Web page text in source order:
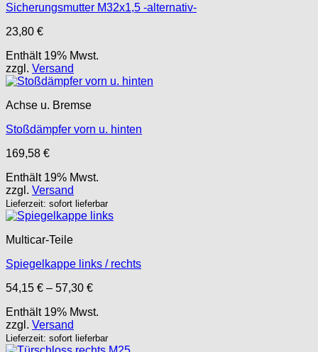
Sicherungsmutter M32x1,5 -alternativ-
23,80 €
Enthält 19% Mwst.
zzgl. Versand
Achse u. Bremse
Stoßdämpfer vorn u. hinten
169,58 €
Enthält 19% Mwst.
zzgl. Versand
Lieferzeit: sofort lieferbar
Multicar-Teile
Spiegelkappe links / rechts
54,15 € – 57,30 €Preisspanne:
bis
Enthält 19% Mwst.
zzgl. Versand
Lieferzeit: sofort lieferbar